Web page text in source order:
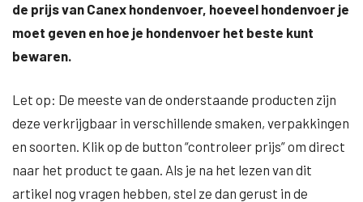
de prijs van Canex hondenvoer, hoeveel hondenvoer je
moet geven en hoe je hondenvoer het beste kunt
bewaren.
Let op: De meeste van de onderstaande producten zijn
deze verkrijgbaar in verschillende smaken, verpakkingen
en soorten. Klik op de button “controleer prijs” om direct
naar het product te gaan. Als je na het lezen van dit
artikel nog vragen hebben, stel ze dan gerust in de